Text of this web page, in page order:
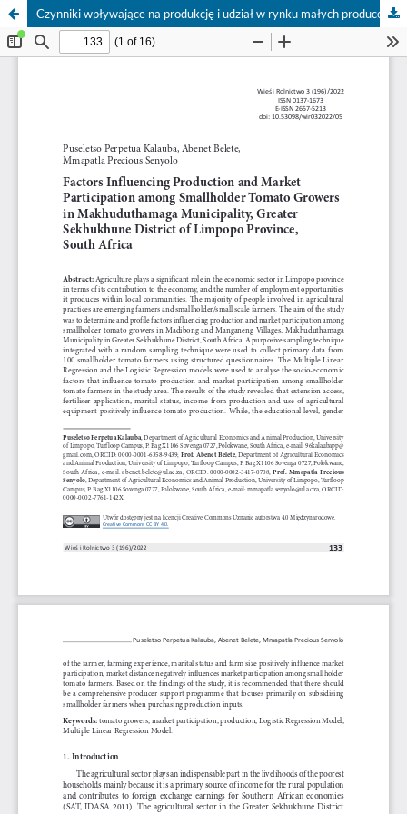
Czynniki wpływające na produkcję i udział w rynku małych producentów pomidorów w gminie Makhuduthamaga, w dystrykcie Sekhukhune w prowincji Limpopo (Republika Południowej Afryki)